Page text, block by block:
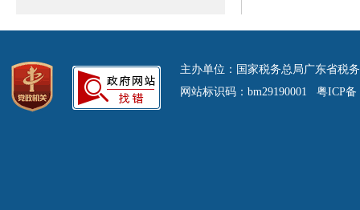
主办单位：国家税务总局广东省税
网站标识码：bm29190001 粤ICP